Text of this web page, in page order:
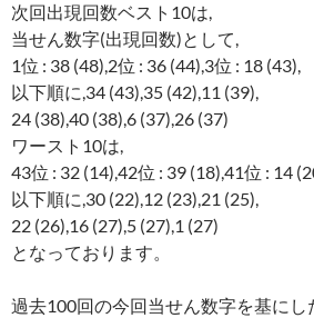
次回出現回数ベスト10は,
当せん数字(出現回数)として,
1位 : 38 (48),2位 : 36 (44),3位 : 18 (43),
以下順に,34 (43),35 (42),11 (39),
24 (38),40 (38),6 (37),26 (37)
ワースト10は,
43位 : 32 (14),42位 : 39 (18),41位 : 14
以下順に,30 (22),12 (23),21 (25),
22 (26),16 (27),5 (27),1 (27)
となっております。
過去100回の今回当せん数字を基にし